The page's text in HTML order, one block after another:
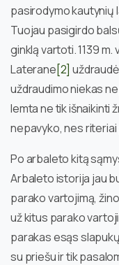
pasirodymo kautynių
Tuojau pasigirdo
ginklą vartoti. 1139
Laterane[2]
uždraudimo niekas
lemta ne tik išnaikinti
nepavyko, nes
Po arbaleto kitą
Arbaleto istorija jau
parako vartojimą,
už kitus parako
parakas esąs
su priešu ir tik